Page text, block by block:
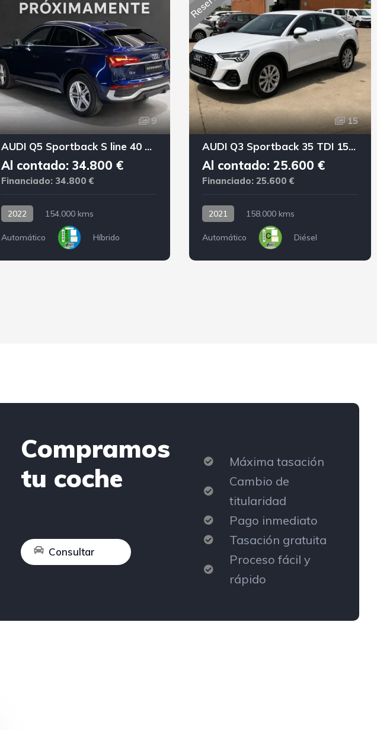
9
AUDI Q5 Sportback S line 40 TDI 150KW quattroultra
Al contado: 34.800 €
Financiado: 34.800 €
2022 154.000 kms
Automático Híbrido
15
AUDI Q3 Sportback 35 TDI 150 Advanced 5p S tronic
Al contado: 25.600 €
Financiado: 25.600 €
2021 158.000 kms
Automático Diésel
Compramos
tu coche
Consultar
Máxima tasación
Cambio de
titularidad
Pago inmediato
Tasación gratuita
Proceso fácil y
rápido